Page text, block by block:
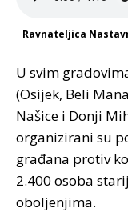
Ravnateljica
U svim
(Osijek, Beli
Našice i Donji
organizirani su
građana protiv
2.400 osoba
oboljenjima.